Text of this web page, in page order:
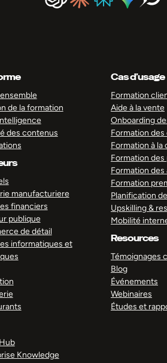
de la formation
des contenus
manufacturiere
financiers
publique
de détail
informatiques et
Knowledge
Cas d’usage
Formation
Aide à la vente
Onboarding
Formation des
Formation à
Formation des
Formation
Formation
Planification
Upskilling &
Mobilité
Resources
Témoignages
Blog
Événements
Webinaires
Études et